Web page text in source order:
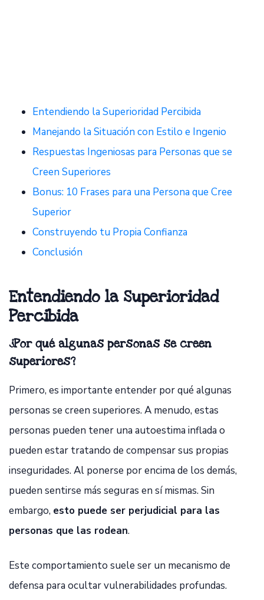
Entendiendo la Superioridad Percibida
Manejando la Situación con Estilo e Ingenio
Respuestas Ingeniosas para Personas que se
Creen Superiores
Bonus: 10 Frases para una Persona que Cree
Superior
Construyendo tu Propia Confianza
Conclusión
Entendiendo la Superioridad
Percibida
¿Por qué algunas personas se creen
superiores?
Primero, es importante entender por qué algunas
personas se creen superiores. A menudo, estas
personas pueden tener una autoestima inflada o
pueden estar tratando de compensar sus propias
inseguridades. Al ponerse por encima de los demás,
pueden sentirse más seguras en sí mismas. Sin
embargo, esto puede ser perjudicial para las
personas que las rodean.
Este comportamiento suele ser un mecanismo de
defensa para ocultar vulnerabilidades profundas.